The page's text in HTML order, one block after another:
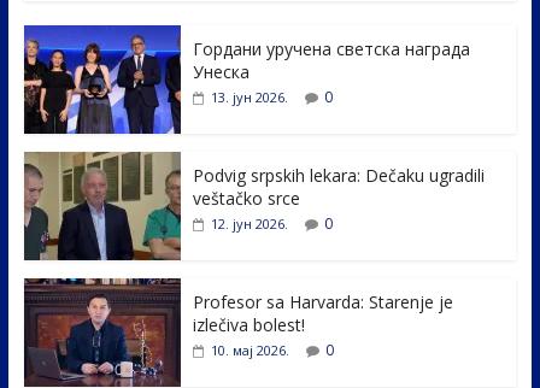
e
b
o
o
k
itt
er e
dI
e
Гордани уручена светска награда
Унеска
13. јун 2026. 0
Podvig srpskih lekara: Dečaku ugradili
veštačko srce
12. јун 2026. 0
Profesor sa Harvarda: Starenje je
izlečiva bolest!
10. мај 2026. 0